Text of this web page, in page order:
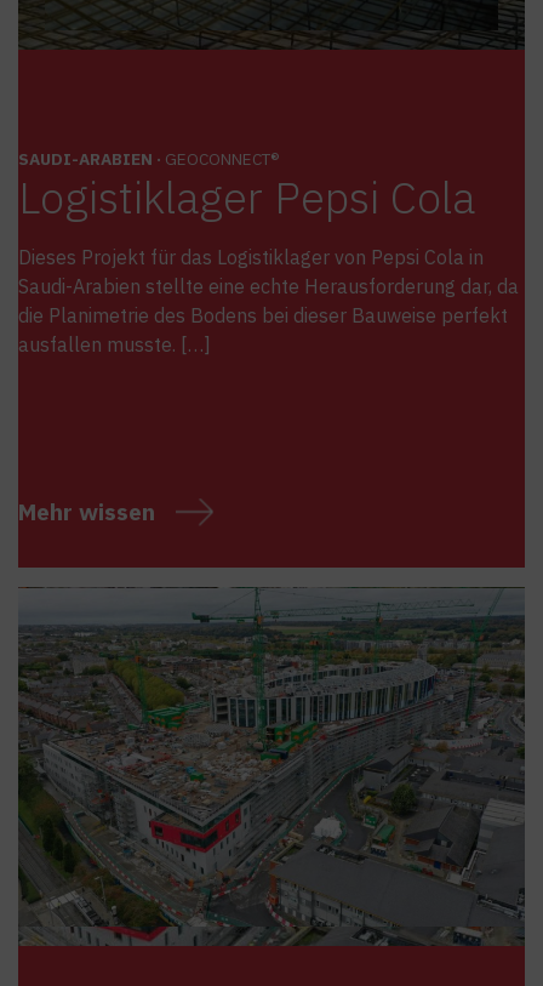
SAUDI-ARABIEN · GEOCONNECT®
Logistiklager Pepsi Cola
Dieses Projekt für das Logistiklager von Pepsi Cola in
Saudi-Arabien stellte eine echte Herausforderung dar, da
die Planimetrie des Bodens bei dieser Bauweise perfekt
ausfallen musste. […]
Mehr wissen